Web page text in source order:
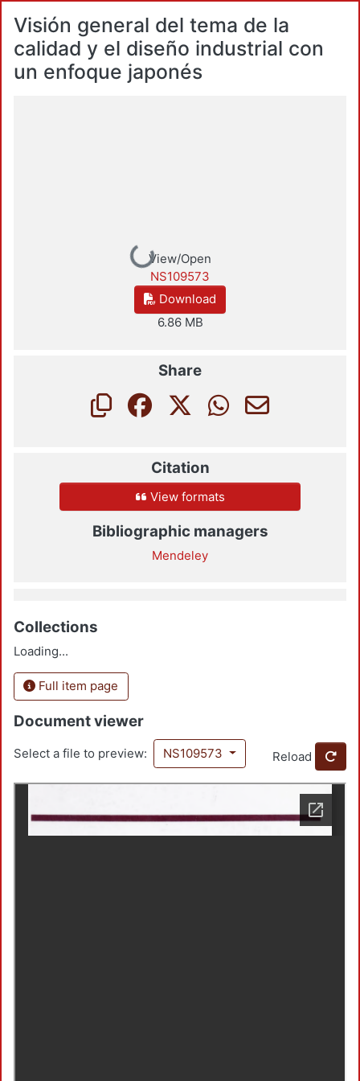
Visión general del tema de la
calidad y el diseño industrial con
un enfoque japonés
Loading...
View/Open
NS109573
Download
6.86 MB
Share
Citation
View formats
Bibliographic managers
Mendeley
Collections
Loading...
Full item page
Document viewer
Select a file to preview: NS109573 Reload